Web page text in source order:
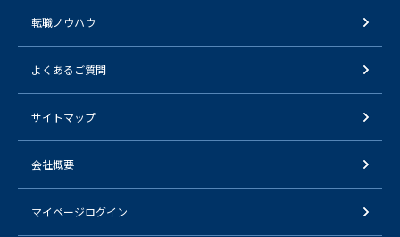
転職ノウハウ
よくあるご質問
サイトマップ
会社概要
マイページログイン